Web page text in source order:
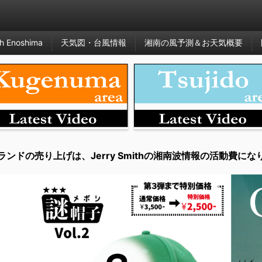
Enoshima 天気図・台風情報 湘南の風予測＆お天気概要
ンドの売り上げは、Jerry Smithの湘南波情報の活動費にな